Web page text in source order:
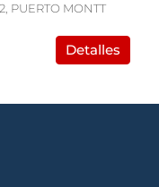
PUERTO MONTT
Detalles